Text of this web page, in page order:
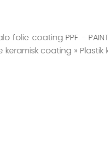
coating PPF – PAINT
coating » Plastik